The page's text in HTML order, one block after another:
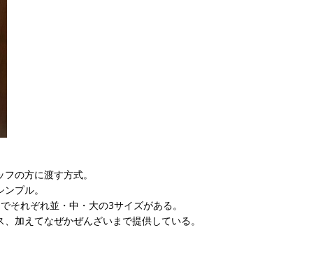
の方に渡す方式。
プル。
それぞれ並・中・大の3サイズがある。
加えてなぜかぜんざいまで提供している。